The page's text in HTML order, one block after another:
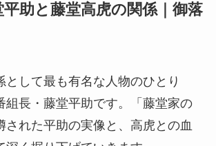
平助と藤堂高虎の関係｜御落
として最も有名な人物のひとり
組長・藤堂平助です。「藤堂家の
された平助の実像と、高虎との血